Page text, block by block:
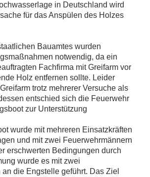
in Deutschland wird
für das Anspülen des Holzes
Bauamtes wurden
notwendig, da ein
Fachfirma mit Greifarm vor
Holz entfernen sollte. Leider
trotz mehrerer Versuche als
entschied sich die Feuerwehr
zur Unterstützung
wurde mit mehreren Einsatzkräften
und mit zwei Feuerwehrmännern
erschwerten Bedingungen durch
wurde es mit zwei
die Engstelle geführt. Das Ziel